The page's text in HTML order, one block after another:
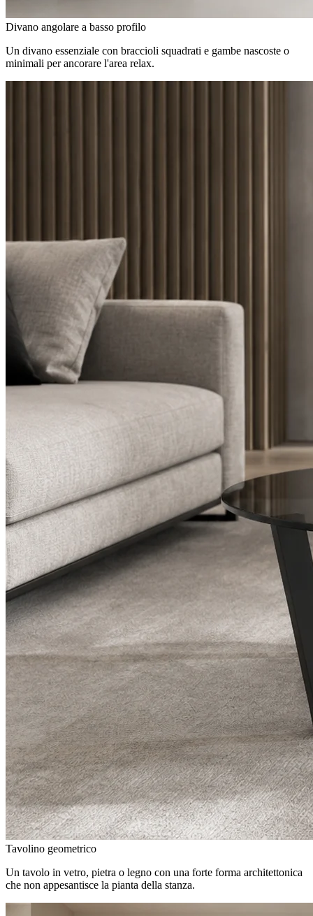
Divano angolare a basso profilo
Un divano essenziale con braccioli squadrati e gambe nascoste o
minimali per ancorare l'area relax.
Tavolino geometrico
Un tavolo in vetro, pietra o legno con una forte forma architettonica
che non appesantisce la pianta della stanza.